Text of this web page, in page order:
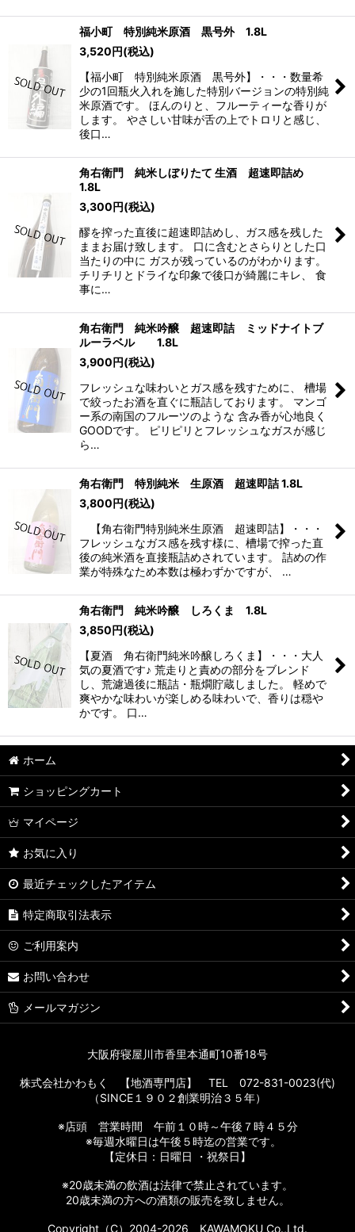
福小町 特別純米原酒 黒号外 1.8L
3,520円(税込)
【福小町 特別純米原酒 黒号外】・・・数量希
少の1回瓶火入れを施した特別バージョンの特別純
米原酒です。 ほんのりと、フルーティーな香りが
します。 やさしい甘味が舌の上でトロリと感じ、
後口…
角右衛門 純米しぼりたて 生酒 超速即詰め
1.8L
3,300円(税込)
醪を搾った直後に超速即詰めし、ガス感を残した
ままお届け致します。 口に含むとさらりとした口
当たりの中に ガスが残っているのがわかります。
チリチリとドライな印象で後口が綺麗にキレ、 食
事に…
角右衛門 純米吟醸 超速即詰 ミッドナイトブ
ルーラベル 1.8L
3,900円(税込)
フレッシュな味わいとガス感を残すために、 槽場
で絞ったお酒を直ぐに瓶詰しております。 マンゴ
ー系の南国のフルーツのような 含み香が心地良く
GOODです。 ピリピリとフレッシュなガスが感じ
ら…
角右衛門 特別純米 生原酒 超速即詰 1.8L
3,800円(税込)
【角右衛門特別純米生原酒 超速即詰】・・・
フレッシュなガス感を残す様に、槽場で搾った直
後の純米酒を直接瓶詰めされています。 詰めの作
業が特殊なため本数は極わずかですが、 …
角右衛門 純米吟醸 しろくま 1.8L
3,850円(税込)
【夏酒 角右衛門純米吟醸しろくま】・・・大人
気の夏酒です♪ 荒走りと責めの部分をブレンド
し、荒濾過後に瓶詰・瓶燗貯蔵しました。 軽めで
爽やかな味わいが楽しめる味わいで、香りは穏や
かです。 口…
ホーム
ショッピングカート
マイページ
お気に入り
最近チェックしたアイテム
特定商取引法表示
ご利用案内
お問い合わせ
メールマガジン
大阪府寝屋川市香里本通町10番18号
株式会社かわもく 【地酒専門店】 TEL 072-831-0023(代)
（SINCE１９０２創業明治３５年）
※店頭 営業時間 午前１０時～午後７時４５分
※毎週水曜日は午後５時迄の営業です。
【定休日：日曜日 ・祝祭日】
※20歳未満の飲酒は法律で禁止されています。
20歳未満の方への酒類の販売を致しません。
Copyright（C）2004-2026 KAWAMOKU Co.,Ltd.